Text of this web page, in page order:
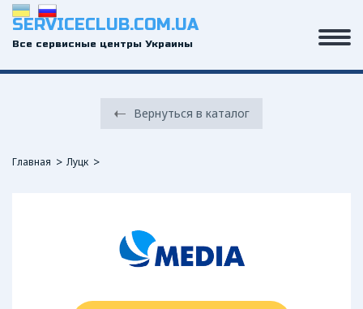
SERVICECLUB.COM.UA
Все сервисные центры Украины
Вернуться в каталог
Главная Луцк